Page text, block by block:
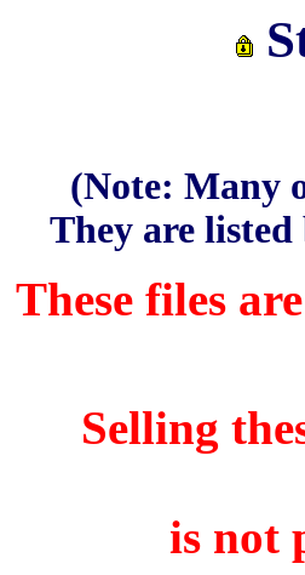
(Note: Many
They are
These files
Selling
is not